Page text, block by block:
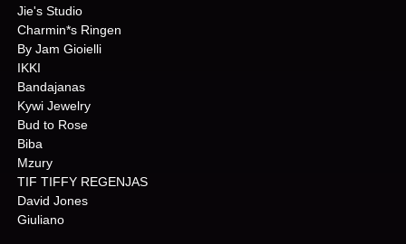
Jie's Studio
Charmin*s Ringen
By Jam Gioielli
IKKI
Bandajanas
Kywi Jewelry
Bud to Rose
Biba
Mzury
TIF TIFFY REGENJAS
David Jones
Giuliano